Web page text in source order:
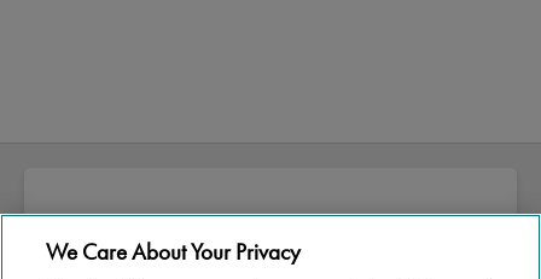
Sobre a Stannah
We Care About Your Privacy